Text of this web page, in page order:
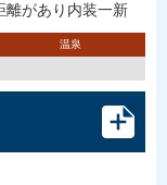
離があり内装一新
温泉